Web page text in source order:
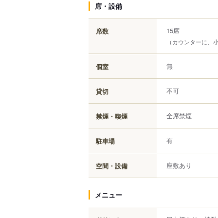
席・設備
席数 15席
（カウンターに、
個室 無
貸切 不可
禁煙・喫煙 全席禁煙
駐車場 有
空間・設備 座敷あり
メニュー